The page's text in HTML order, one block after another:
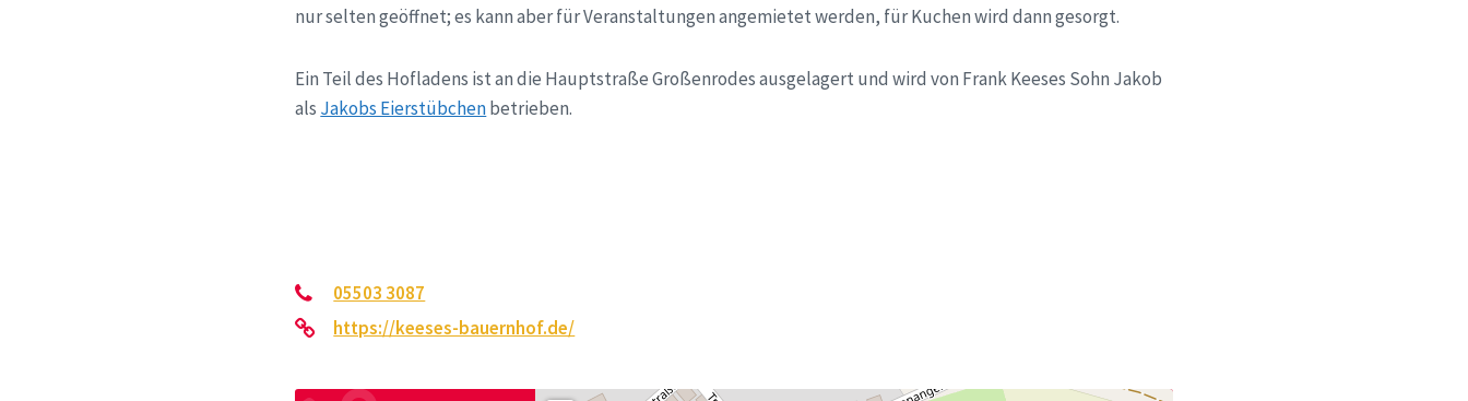
nur selten geöffnet; es kann aber für Veranstaltungen angemietet werden, für Kuchen wird dann gesorgt.
Ein Teil des Hofladens ist an die Hauptstraße Großenrodes ausgelagert und wird von Frank Keeses Sohn Jakob
als Jakobs Eierstübchenbetrieben.
05503 3087
https://keeses-bauernhof.de/